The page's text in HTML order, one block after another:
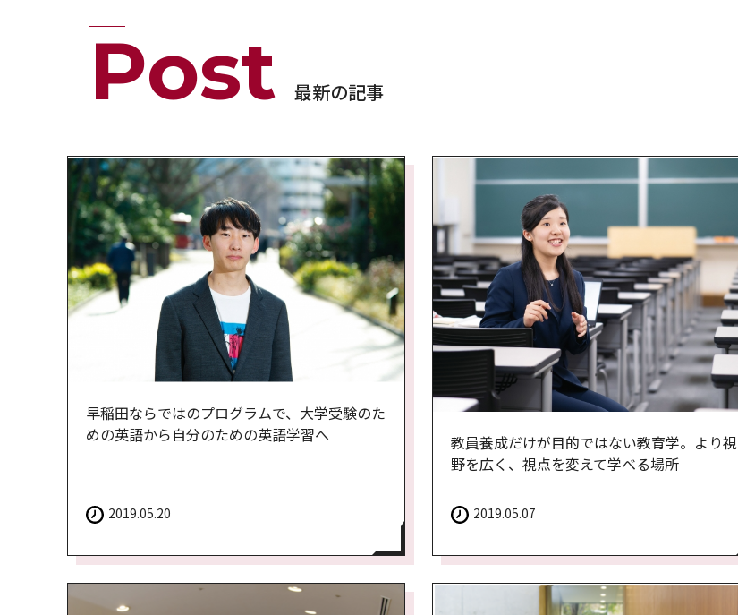
最新の記事
Post
早稲田ならではのプログラムで、大学受験のた
めの英語から自分のための英語学習へ
2019.05.20
教員養成だけが目的ではない教育学。より視
野を広く、視点を変えて学べる場所
2019.05.07